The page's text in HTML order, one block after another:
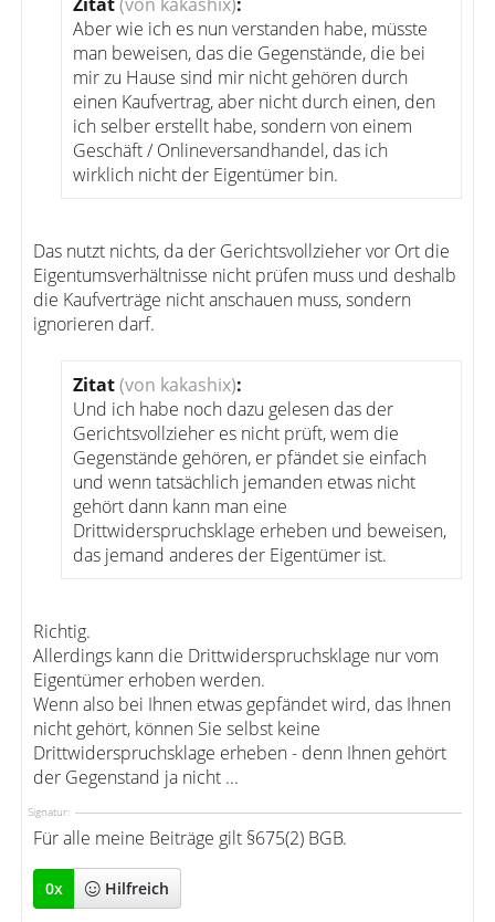
Aber wie ich es nun verstanden habe, müsste
man beweisen, das die Gegenstände, die bei
mir zu Hause sind mir nicht gehören durch
einen Kaufvertrag, aber nicht durch einen, den
ich selber erstellt habe, sondern von einem
Geschäft / Onlineversandhandel, das ich
wirklich nicht der Eigentümer bin.
Das nutzt nichts, da der Gerichtsvollzieher vor Ort die
Eigentumsverhältnisse nicht prüfen muss und deshalb
die Kaufverträge nicht anschauen muss, sondern
ignorieren darf.
Zitat(von kakashix):
Und ich habe noch dazu gelesen das der
Gerichtsvollzieher es nicht prüft, wem die
Gegenstände gehören, er pfändet sie einfach
und wenn tatsächlich jemanden etwas nicht
gehört dann kann man eine
Drittwiderspruchsklage erheben und beweisen,
das jemand anderes der Eigentümer ist.
Richtig.
Allerdings kann die Drittwiderspruchsklage nur vom
Eigentümer erhoben werden.
Wenn also bei Ihnen etwas gepfändet wird, das Ihnen
nicht gehört, können Sie selbst keine
Drittwiderspruchsklage erheben - denn Ihnen gehört
der Gegenstand ja nicht ...
Signatur:
Für alle meine Beiträge gilt §675(2) BGB.
0x Hilfreich